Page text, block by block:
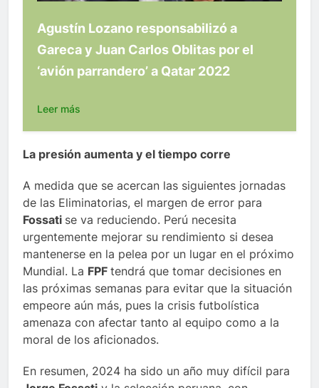
Agustín Lozano responsabilizó a
Gareca y Juan Carlos Oblitas por el
‘avión parrandero’ a Qatar 2022
Leer más
La presión aumenta y el tiempo corre
A medida que se acercan las siguientes jornadas
de las Eliminatorias, el margen de error para
Fossati se va reduciendo. Perú necesita
urgentemente mejorar su rendimiento si desea
mantenerse en la pelea por un lugar en el próximo
Mundial. La FPF tendrá que tomar decisiones en
las próximas semanas para evitar que la situación
empeore aún más, pues la crisis futbolística
amenaza con afectar tanto al equipo como a la
moral de los aficionados.
En resumen, 2024 ha sido un año muy difícil para